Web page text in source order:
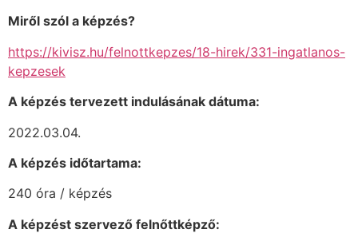
Miről szól a képzés?
https://kivisz.hu/felnottkepzes/18-hirek/331-ingatlanos-
kepzesek
A képzés tervezett indulásának dátuma:
2022.03.04.
A képzés időtartama:
240 óra / képzés
A képzést szervező felnőttképző: